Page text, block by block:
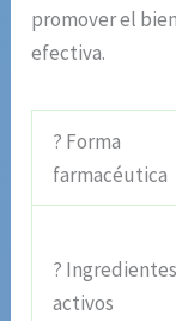
promover el
efectiva.
? Forma
farmacéutica
? Ingredientes
activos